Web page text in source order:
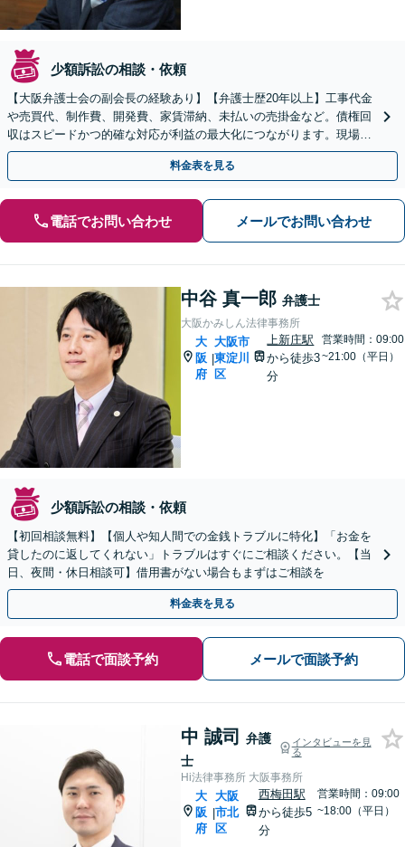
少額訴訟の相談・依頼
【大阪弁護士会の副会長の経験あり】【弁護士歴20年以上】工事代金
や売買代、制作費、開発費、家賃滞納、未払いの売掛金など。債権回
収はスピードかつ的確な対応が利益の最大化につながります。現場の
声を聞き、最善の解決策をご提案します【淀屋橋駅8分】
料金表を見る
電話でお問い合わせ メールでお問い合わせ
中谷 真一郎 弁護士
大阪かみしん法律事務所
大
阪
府
|
大阪市
東淀川
区
上新庄駅
から徒歩3
分
営業時間：09:00
~21:00（平日）
少額訴訟の相談・依頼
【初回相談無料】【個人や知人間での金銭トラブルに特化】「お金を
貸したのに返してくれない」トラブルはすぐにご相談ください。【当
日、夜間・休日相談可】借用書がない場合もまずはご相談を
料金表を見る
電話で面談予約 メールで面談予約
中 誠司
弁護
士
インタビューを見
る
Hi法律事務所 大阪事務所
大
阪
府
|
大阪
市北
区
西梅田駅
から徒歩5
分
営業時間：09:00
~18:00（平日）